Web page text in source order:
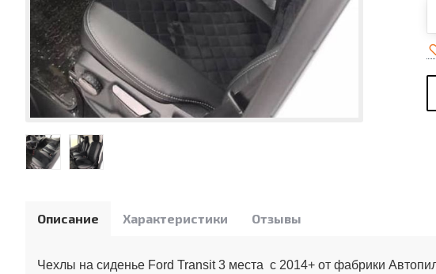
Описание Характеристики Отзывы
Чехлы на сиденье Ford Transit 3 места c 2014+ от фабрики